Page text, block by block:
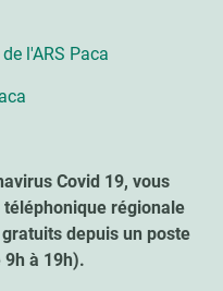
l'ARS Paca
Covid 19, vous
régionale
depuis un poste
9h à 19h).